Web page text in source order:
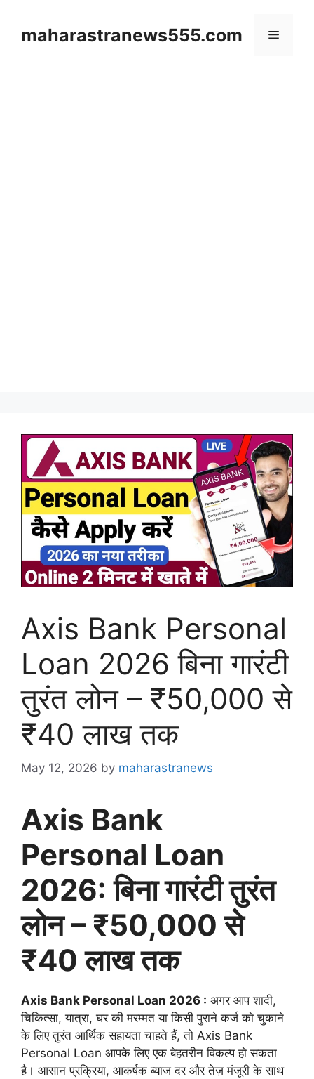
contentmaharastranews555.com Menu
Axis Bank Personal
Loan 2026 बिना गारंटी
तुरंत लोन – ₹50,000 से
₹40 लाख तक
May 12, 2026 by maharastranews
Axis Bank
Personal Loan
2026: बिना गारंटी तुरंत
लोन – ₹50,000 से
₹40 लाख तक
Axis Bank Personal Loan 2026 : अगर आप शादी,
चिकित्सा, यात्रा, घर की मरम्मत या किसी पुराने कर्ज को चुकाने
के लिए तुरंत आर्थिक सहायता चाहते हैं, तो Axis Bank
Personal Loan आपके लिए एक बेहतरीन विकल्प हो सकता
है। आसान प्रक्रिया, आकर्षक ब्याज दर और तेज़ मंजूरी के साथ